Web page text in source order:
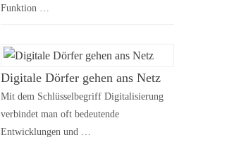
Funktion …
Digitale Dörfer gehen ans Netz
Mit dem Schlüsselbegriff Digitalisierung
verbindet man oft bedeutende
Entwicklungen und …